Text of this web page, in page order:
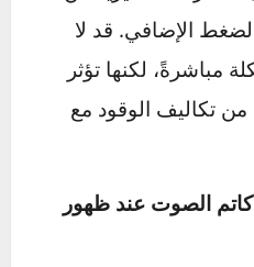
قد تلاحظ اهتزازات
عند القيادة
نتيجة
وقد ينتج عن تآكل كاتم
أن تزيد هذه
أثناء القيادة